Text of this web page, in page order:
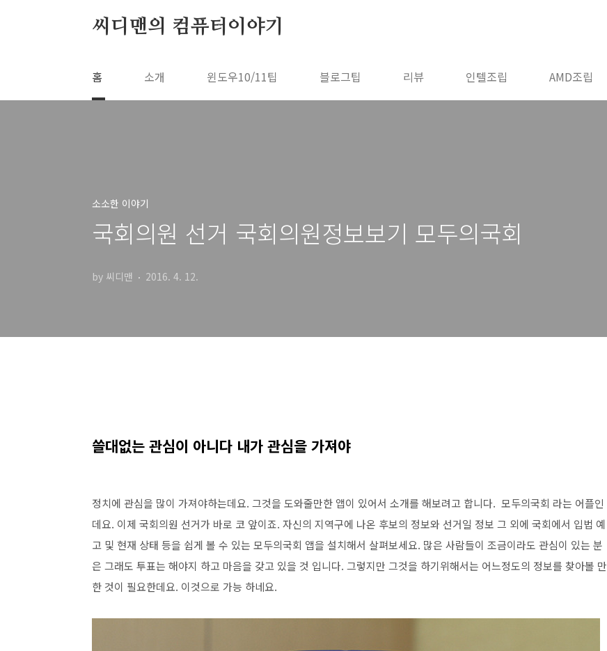
씨디맨의 컴퓨터이야기
홈 소개 윈도우10/11팁 블로그팁 리뷰 인텔조립 AMD조립
소소한 이야기
국회의원 선거 국회의원정보보기 모두의국회
by 씨디맨 2016. 4. 12.
쓸대없는 관심이 아니다 내가 관심을 가져야
정치에 관심을 많이 가져야하는데요. 그것을 도와줄만한 앱이 있어서 소개를 해보려고 합니다. 모두의국회 라는 어플인
데요. 이제 국회의원 선거가 바로 코 앞이죠. 자신의 지역구에 나온 후보의 정보와 선거일 정보 그 외에 국회에서 입법 예
고 및 현재 상태 등을 쉽게 볼 수 있는 모두의국회 앱을 설치해서 살펴보세요. 많은 사람들이 조금이라도 관심이 있는 분
은 그래도 투표는 해야지 하고 마음을 갖고 있을 것 입니다. 그렇지만 그것을 하기위해서는 어느정도의 정보를 찾아볼 만
한 것이 필요한데요. 이것으로 가능 하네요.